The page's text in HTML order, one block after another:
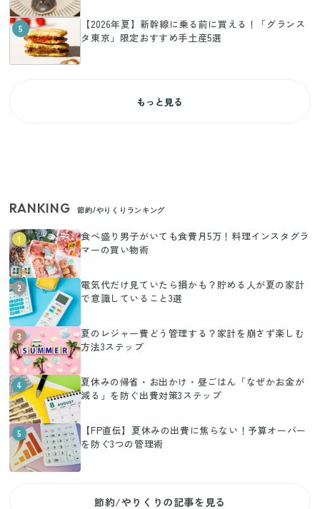
5
【2026年夏】新幹線に乗る前に買える！「グランス
タ東京」限定おすすめ手土産5選
もっと見る
RANKING 節約/やりくりランキング
1
食べ盛り男子がいても食費月5万！料理インスタグラ
マーの買い物術
2
電気代だけ見ていたら損かも？貯める人が夏の家計
で意識していること3選
3
夏のレジャー費どう管理する？家計を崩さず楽しむ
方法3ステップ
4
夏休みの帰省・お出かけ・昼ごはん「なぜかお金が
減る」を防ぐ出費対策3ステップ
5
【FP直伝】夏休みの出費に焦らない！予算オーバー
を防ぐ3つの管理術
節約/やりくりの記事を見る